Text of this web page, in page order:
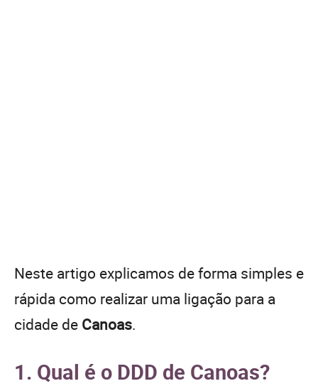
Neste artigo explicamos de forma simples e
rápida como realizar uma ligação para a
cidade de Canoas.
1. Qual é o DDD de Canoas?